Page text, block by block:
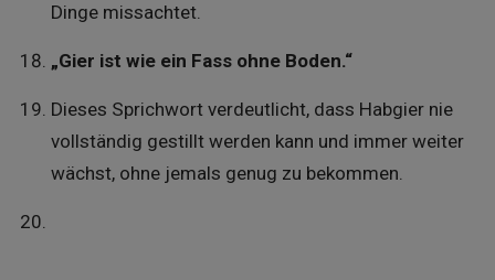
Dinge missachtet.
„Gier ist wie ein Fass ohne Boden.“
Dieses Sprichwort verdeutlicht, dass Habgier nie
vollständig gestillt werden kann und immer weiter
wächst, ohne jemals genug zu bekommen.